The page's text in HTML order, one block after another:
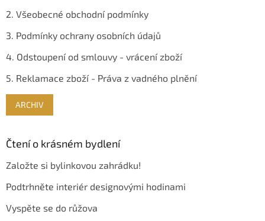
2. Všeobecné obchodní podmínky
3. Podmínky ochrany osobních údajů
4. Odstoupení od smlouvy - vrácení zboží
5. Reklamace zboží - Práva z vadného plnění
ARCHIV
Čtení o krásném bydlení
Založte si bylinkovou zahrádku!
Podtrhněte interiér designovými hodinami
Vyspěte se do růžova